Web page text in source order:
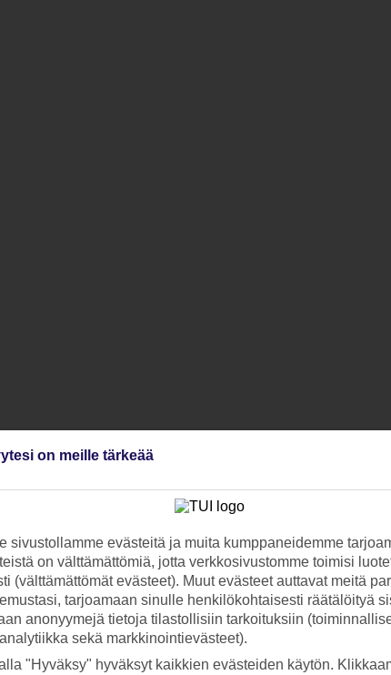
on meille tärkeää
sivustollamme evästeitä ja muita kumppaneidemme
on välttämättömiä, jotta verkkosivustomme toimisi
(välttämättömät evästeet). Muut evästeet auttavat meitä
tarjoamaan sinulle henkilökohtaisesti räätälöityä
anonyymejä tietoja tilastollisiin tarkoituksiin
sekä markkinointievästeet).
"Hyväksy" hyväksyt kaikkien evästeiden käytön.